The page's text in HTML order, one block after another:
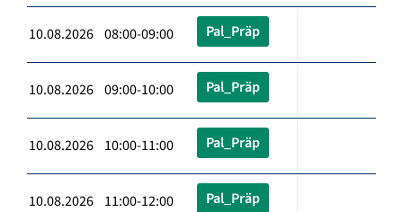
10.08.2026 08:00-09:00 Pal_Präp
10.08.2026 09:00-10:00 Pal_Präp
10.08.2026 10:00-11:00 Pal_Präp
10.08.2026 11:00-12:00 Pal_Präp